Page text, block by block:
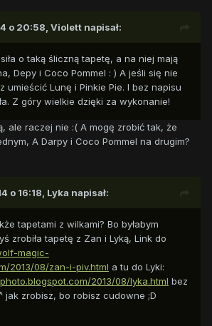
o 20:58, Violett napisał:
o taką śliczną tapetę, a na niej mają
Depy i Coco Pommel : ) A jeśli się nie
umieścić Lunę i Pinkie Pie. I bez napisu
Z góry wielkie dzięki za wykonanie!
ale raczej nie :( A mogę zrobić tak, że
A Darpy i Coco Pommel na drugim?
o 16:18, Lyka napisał:
tapetami z wilkami? Bo byłabym
zrobiła tapetę z Zan i Lyką, Link do
magic-
2013/08/zan-i-piv.html a tu do Lyki:
2013/08/lyka.html bez
jak zrobisz, bo robisz cudowne ;D